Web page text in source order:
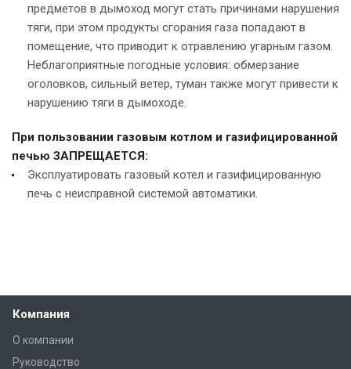
предметов в дымоход могут стать причинами нарушения
тяги, при этом продукты сгорания газа попадают в
помещение, что приводит к отравлению угарным газом.
Неблагоприятные погодные условия: обмерзание
оголовков, сильный ветер, туман также могут привести к
нарушению тяги в дымоходе.
При пользовании газовым котлом и газифицированной
печью ЗАПРЕЩАЕТСЯ:
Эксплуатировать газовый котел и газифицированную
печь с неисправной системой автоматики.
Компания
О компании
Руководство